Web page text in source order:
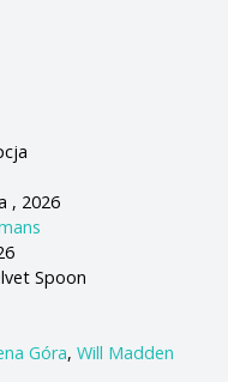
, 2026
Spoon
Góra,Will Madden